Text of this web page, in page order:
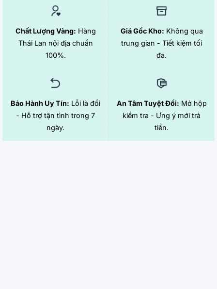
Chất Lượng Vàng: Hàng
Thái Lan nội địa chuẩn
100%.
Giá Gốc Kho: Không qua
trung gian - Tiết kiệm tối
đa.
Bảo Hành Uy Tín: Lỗi là đổi
- Hỗ trợ tận tình trong 7
ngày.
An Tâm Tuyệt Đối: Mở hộp
kiểm tra - Ưng ý mới trả
tiền.